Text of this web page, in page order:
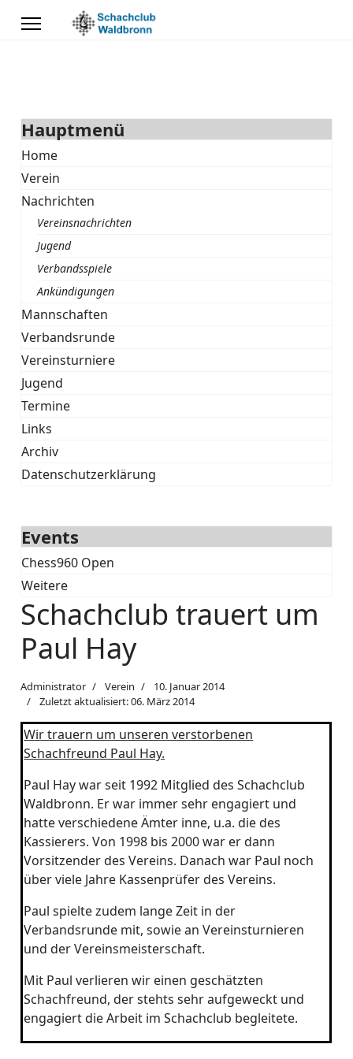
Hauptmenü
Home
Verein
Nachrichten
Vereinsnachrichten
Jugend
Verbandsspiele
Ankündigungen
Mannschaften
Verbandsrunde
Vereinsturniere
Jugend
Termine
Links
Archiv
Datenschutzerklärung
Events
Chess960 Open
Weitere
Schachclub trauert um
Paul Hay
Administrator Verein
10. Januar 2014
Zuletzt aktualisiert: 06. März 2014
Wir trauern um unseren verstorbenen
Schachfreund Paul Hay.
Paul Hay war seit 1992 Mitglied des Schachclub
Waldbronn. Er war immer sehr engagiert und
hatte verschiedene Ämter inne, u.a. die des
Kassierers. Von 1998 bis 2000 war er dann
Vorsitzender des Vereins. Danach war Paul noch
über viele Jahre Kassenprüfer des Vereins.
Paul spielte zudem lange Zeit in der
Verbandsrunde mit, sowie an Vereinsturnieren
und der Vereinsmeisterschaft.
Mit Paul verlieren wir einen geschätzten
Schachfreund, der stehts sehr aufgeweckt und
engagiert die Arbeit im Schachclub begleitete.